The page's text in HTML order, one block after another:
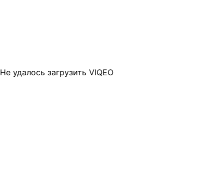
Не удалось загрузить VIQEO